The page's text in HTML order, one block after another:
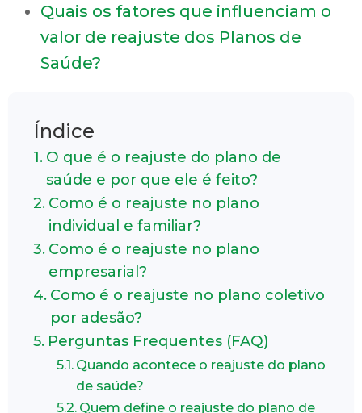
Quais os fatores que influenciam o
valor de reajuste dos Planos de
Saúde?
Índice
O que é o reajuste do plano de
saúde e por que ele é feito?
Como é o reajuste no plano
individual e familiar?
Como é o reajuste no plano
empresarial?
Como é o reajuste no plano coletivo
por adesão?
Perguntas Frequentes (FAQ)
Quando acontece o reajuste do plano
de saúde?
Quem define o reajuste do plano de